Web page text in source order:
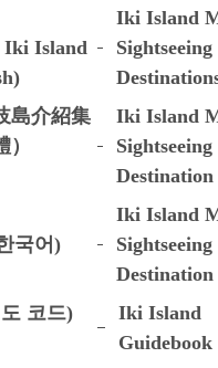
Island
Iki Island
Sightseeing
島介紹集
Iki Island
Sightseeing
Destination
국어)
Iki Island
Sightseeing
Destination
코드)
Iki Island
Guidebook